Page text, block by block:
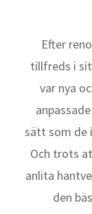
Efter
tillfreds i
var nya
sätt som de
Och trots
anlita
den